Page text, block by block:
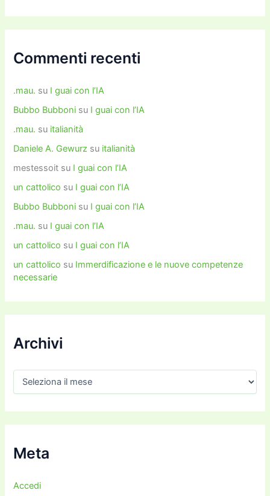
Commenti recenti
.mau. su I guai con l’IA
Bubbo Bubboni su I guai con l’IA
.mau. su italianità
Daniele A. Gewurz su italianità
mestessoit su I guai con l’IA
un cattolico su I guai con l’IA
Bubbo Bubboni su I guai con l’IA
.mau. su I guai con l’IA
un cattolico su I guai con l’IA
un cattolico su Immerdificazione e le nuove competenze
necessarie
Archivi
h
i
iMeta
Accedi